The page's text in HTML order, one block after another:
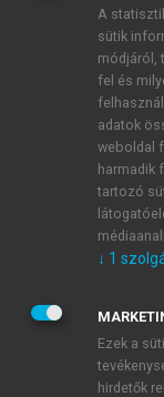
ÚJ FIÓK
1 óra
E-MAIL-CÍM
JELSZÓ
JELSZÓ ÚJRA
A
sütik
módjáról,
fel és
adatok
weboldal
harmadik
tartozó
↓ 1
Ezek a
hirdetők